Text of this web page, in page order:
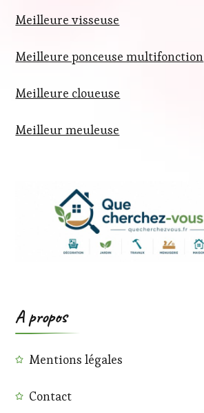
Meilleure visseuse
Meilleure ponceuse multifonction
Meilleure cloueuse
Meilleur meuleuse
A propos
Mentions légales
Contact